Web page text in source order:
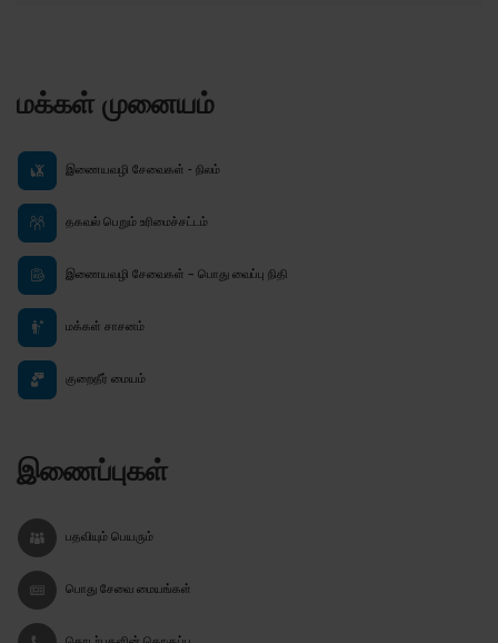
மக்கள் முனையம்
இணையவழி சேவைகள் - நிலம்
தகவல் பெறும் உரிமைச்சட்டம்
இணையவழி சேவைகள் – பொது வைப்பு நிதி
மக்கள் சாசனம்
குறைதீர் மையம்
இணைப்புகள்
பதவியும் பெயரும்
பொது சேவை மையங்கள்